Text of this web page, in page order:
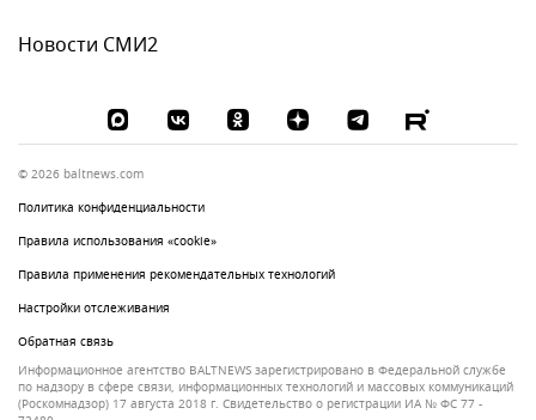
Новости СМИ2
© 2026 baltnews.com
Политика конфиденциальности
Правила использования «cookie»
Правила применения рекомендательных технологий
Настройки отслеживания
Обратная связь
Информационное агентство BALTNEWS зарегистрировано в Федеральной службе
по надзору в сфере связи, информационных технологий и массовых коммуникаций
(Роскомнадзор) 17 августа 2018 г. Свидетельство о регистрации ИА № ФС 77 -